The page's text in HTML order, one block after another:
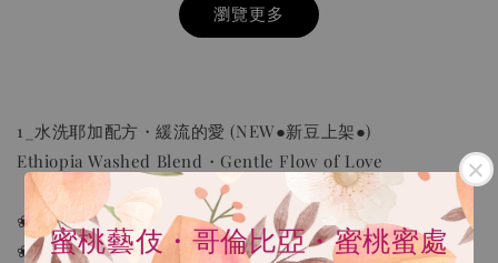
蜜桃藝伎・哥倫比亞・蜜桃蜜處
瀏覽更多
1_水洗耶加配方・緩流的愛 (NEW●新豆上架●)
Ethiopia Washed Blend・Gentle Flow of Love
❀︱焙度︱淺焙
❀︱自評風味︱雞蛋花、柑橘軟糖、檸檬紅茶；餘韻細緻